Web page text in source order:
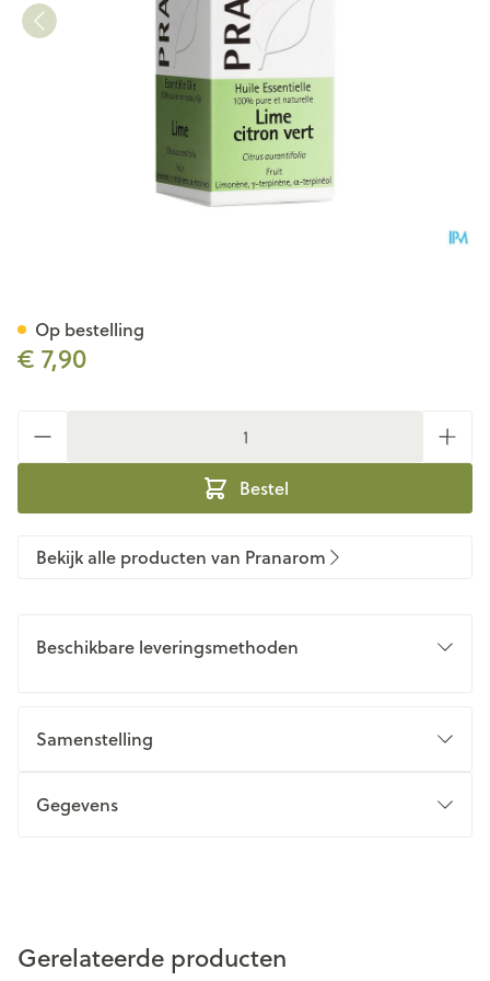
€ 7,90
Bestel
Op bestelling
Bekijk alle producten van Pranarom
Beschikbare leveringsmethoden
Samenstelling
Gegevens
Gerelateerde producten